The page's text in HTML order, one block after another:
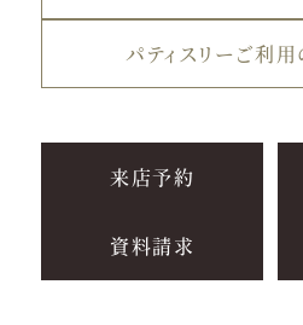
パティスリーご利
来店予約
資料請求